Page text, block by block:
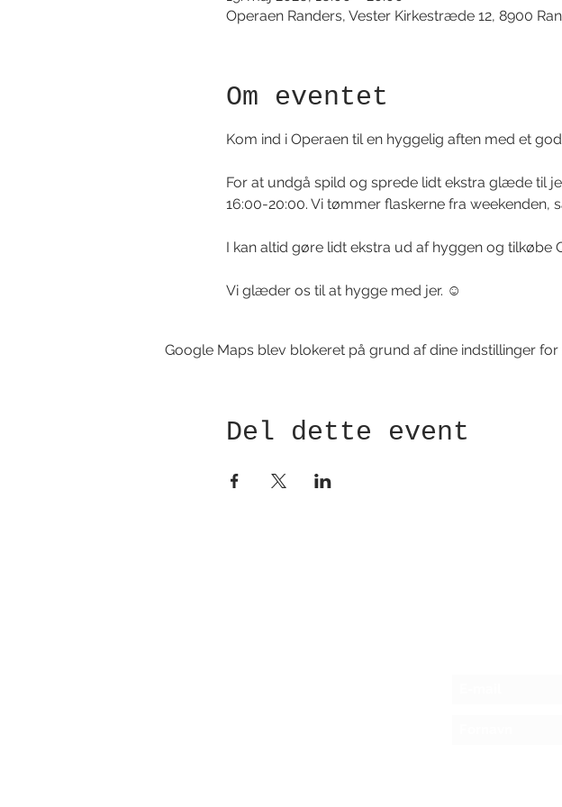
Operaen Randers, Vester Kirkestræde 12, 8900
Om eventet
Kom ind i Operaen til en hyggelig aften med et
For at undgå spild og sprede lidt ekstra glæde til
16:00-20:00. Vi tømmer flaskerne fra weekenden,
I kan altid gøre lidt ekstra ud af hyggen og tilkøbe
Vi glæder os til at hygge med jer. ☺️
Google Maps blev blokeret på grund af dine indstillinger
Del dette event